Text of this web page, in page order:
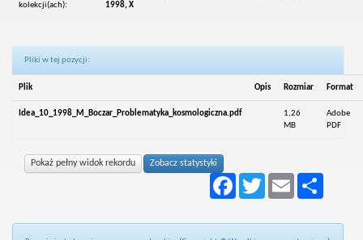
kolekcji(ach):
1998, X
Pliki w tej pozycji:
Plik Opis Rozmiar Format
Idea_10_1998_M_Boczar_Problematyka_kosmologiczna.pdf
1,26
MB
Adobe
PDF
Pokaż pełny widok rekordu Zobacz statystyki
Facebook Twitter Email